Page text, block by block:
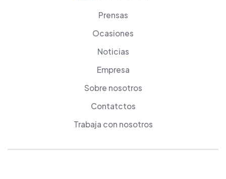
Prensas
Ocasiones
Noticias
Empresa
Sobre nosotros
Contatctos
Trabaja con nosotros